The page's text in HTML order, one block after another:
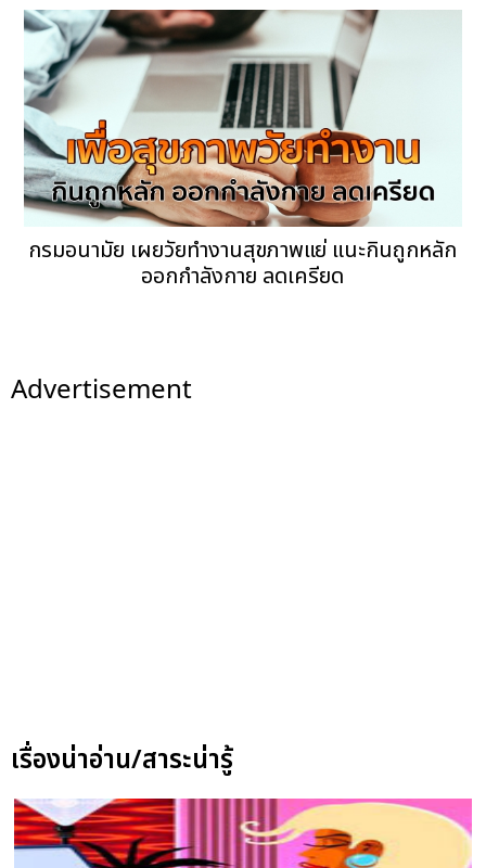
กรมอนามัย เผยวัยทำงานสุขภาพแย่ แนะกินถูกหลัก
ออกกำลังกาย ลดเครียด
Advertisement
เรื่องน่าอ่าน/สาระน่ารู้